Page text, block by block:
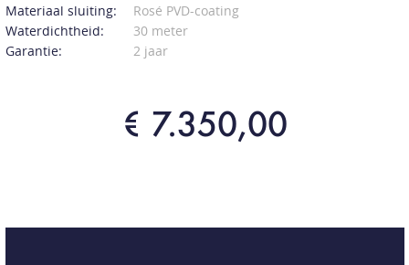
Materiaal sluiting:
Rosé PVD-coating
Waterdichtheid:
30 meter
Garantie:
2 jaar
€ 7.350,00